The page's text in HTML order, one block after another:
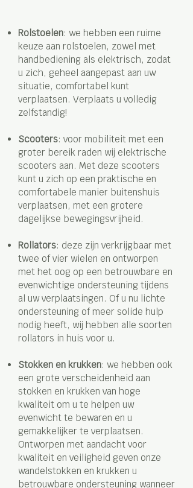
Rolstoelen: we hebben een ruime
keuze aan rolstoelen, zowel met
handbediening als elektrisch, zodat
u zich, geheel aangepast aan uw
situatie, comfortabel kunt
verplaatsen. Verplaats u volledig
zelfstandig!
Scooters: voor mobiliteit met een
groter bereik raden wij elektrische
scooters aan. Met deze scooters
kunt u zich op een praktische en
comfortabele manier buitenshuis
verplaatsen, met een grotere
dagelijkse bewegingsvrijheid.
Rollators: deze zijn verkrijgbaar met
twee of vier wielen en ontworpen
met het oog op een betrouwbare en
evenwichtige ondersteuning tijdens
al uw verplaatsingen. Of u nu lichte
ondersteuning of meer solide hulp
nodig heeft, wij hebben alle soorten
rollators in huis voor u.
Stokken en krukken: we hebben ook
een grote verscheidenheid aan
stokken en krukken van hoge
kwaliteit om u te helpen uw
evenwicht te bewaren en u
gemakkelijker te verplaatsen.
Ontworpen met aandacht voor
kwaliteit en veiligheid geven onze
wandelstokken en krukken u
betrouwbare ondersteuning wanneer